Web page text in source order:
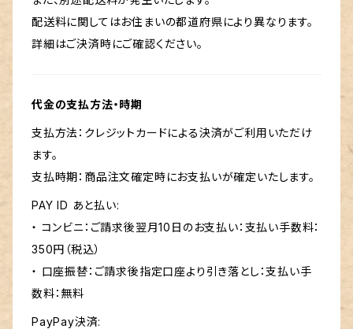
配送料に関してはお住まいの都道府県により異なります。
詳細はご決済時にご確認ください。
代金の支払方法・時期
支払方法：クレジットカードによる決済がご利用いただけ
ます。
支払時期：商品注文確定時にお支払いが確定いたします。
PAY ID あと払い:
・ コンビニ：ご請求後翌月10日のお支払い：支払い手数料：
350円（税込）
・ 口座振替：ご請求後指定口座より引き落とし：支払い手
数料：無料
PayPay決済: